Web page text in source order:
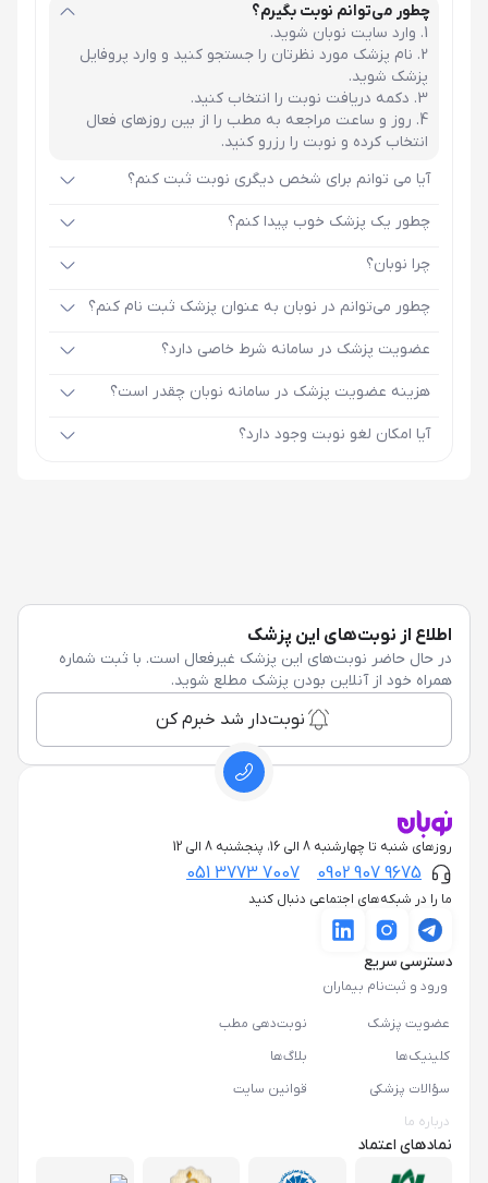
چطور می‌توانم نوبت بگیرم؟
وارد سایت نوبان شوید.
نام پزشک مورد نظرتان را جستجو کنید و وارد پروفایل
پزشک شوید.
دکمه دریافت نوبت را انتخاب کنید.
روز و ساعت مراجعه به مطب را از بین روزهای فعال
انتخاب کرده و نوبت را رزرو کنید.
آیا می توانم برای شخص دیگری نوبت ثبت کنم؟
چطور یک پزشک خوب پیدا کنم؟
چرا نوبان؟
چطور می‌توانم در نوبان به عنوان پزشک ثبت نام کنم؟
عضویت پزشک در سامانه شرط خاصی دارد؟
هزینه عضویت پزشک در سامانه نوبان چقدر است؟
آیا امکان لغو نوبت وجود دارد؟
اطلاع از نوبت‌های این پزشک
در حال حاضر نوبت‌های این پزشک غیرفعال است. با ثبت شماره
همراه خود از آنلاین بودن پزشک مطلع شوید.
نوبت‌دار شد خبرم کن
روزهای شنبه تا چهارشنبه 8 الی 16، پنجشنبه 8 الی 12
0902 907 9675
051 3773 7007
ما را در شبکه‌های اجتماعی دنبال کنید
دسترسی سریع
ورود و ثبت‌نام بیماران
عضویت پزشک
نوبت‌دهی مطب
کلینیک‌ها
بلاگ‌ها
سؤالات پزشکی
قوانین سایت
درباره ما
نمادهای اعتماد